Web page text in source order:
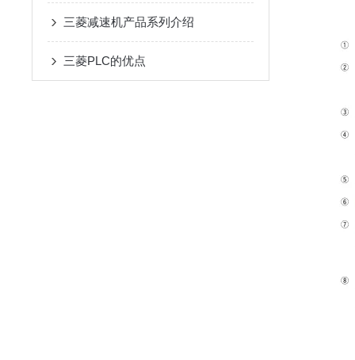
三菱减速机产品系列介绍
三菱PLC的优点